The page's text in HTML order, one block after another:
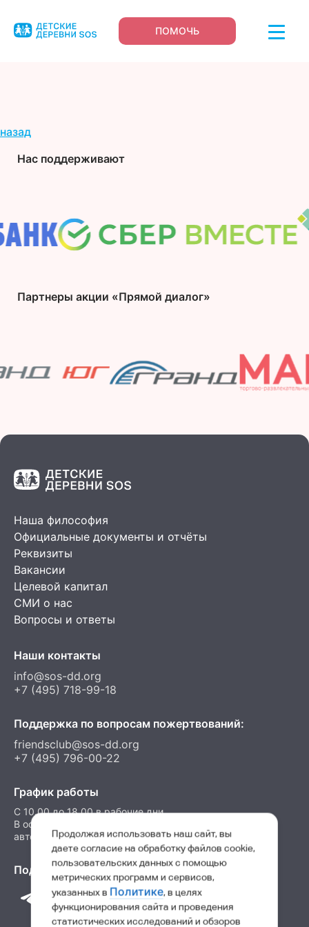
ПОМОЧЬ
назад
Нас поддерживают
Партнеры акции «Прямой диалог»
Наша философия
Официальные документы и отчёты
Реквизиты
Вакансии
Целевой капитал
СМИ о нас
Вопросы и ответы
Наши контакты
info@sos-dd.org
+7 (495) 718-99-18
Поддержка по вопросам пожертвований:
friendsclub@sos-dd.org
+7 (495) 796-00-22
График работы
C 10.00 до 18.00 в рабочие дни
В остальные часы можно оставить сообщение на
автоответчик
Подпишитесь на нас в соц. сетях
Продолжая использовать наш сайт, вы
даете согласие на обработку файлов cookie,
пользовательских данных с помощью
метрических программ и сервисов,
указанных в Политике, в целях
функционирования сайта и проведения
статистических исследований и обзоров